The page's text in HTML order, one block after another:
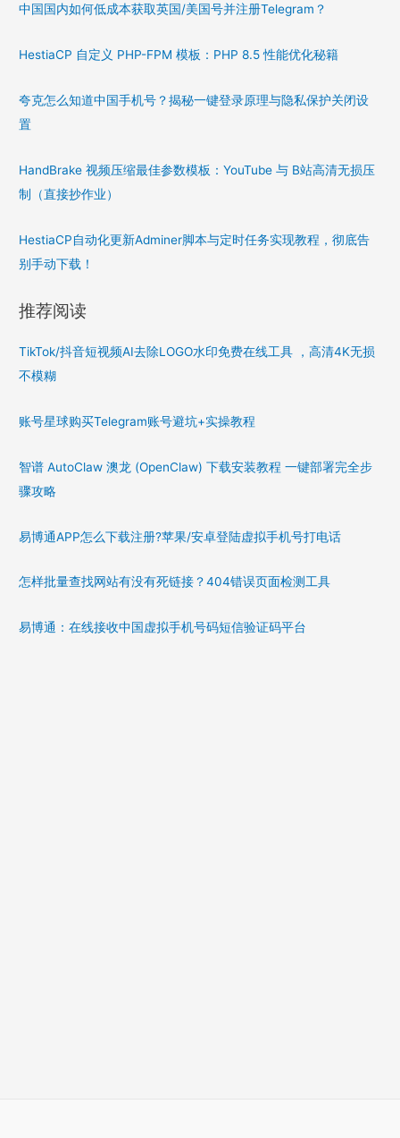
中国国内如何低成本获取英国/美国号并注册Telegram？
HestiaCP 自定义 PHP-FPM 模板：PHP 8.5 性能优化秘籍
夸克怎么知道中国手机号？揭秘一键登录原理与隐私保护关闭设
置
HandBrake 视频压缩最佳参数模板：YouTube 与 B站高清无损压
制（直接抄作业）
HestiaCP自动化更新Adminer脚本与定时任务实现教程，彻底告
别手动下载！
推荐阅读
TikTok/抖音短视频AI去除LOGO水印免费在线工具 ，高清4K无损
不模糊
账号星球购买Telegram账号避坑+实操教程
智谱 AutoClaw 澳龙 (OpenClaw) 下载安装教程 一键部署完全步
骤攻略
易博通APP怎么下载注册?苹果/安卓登陆虚拟手机号打电话
怎样批量查找网站有没有死链接？404错误页面检测工具
易博通：在线接收中国虚拟手机号码短信验证码平台